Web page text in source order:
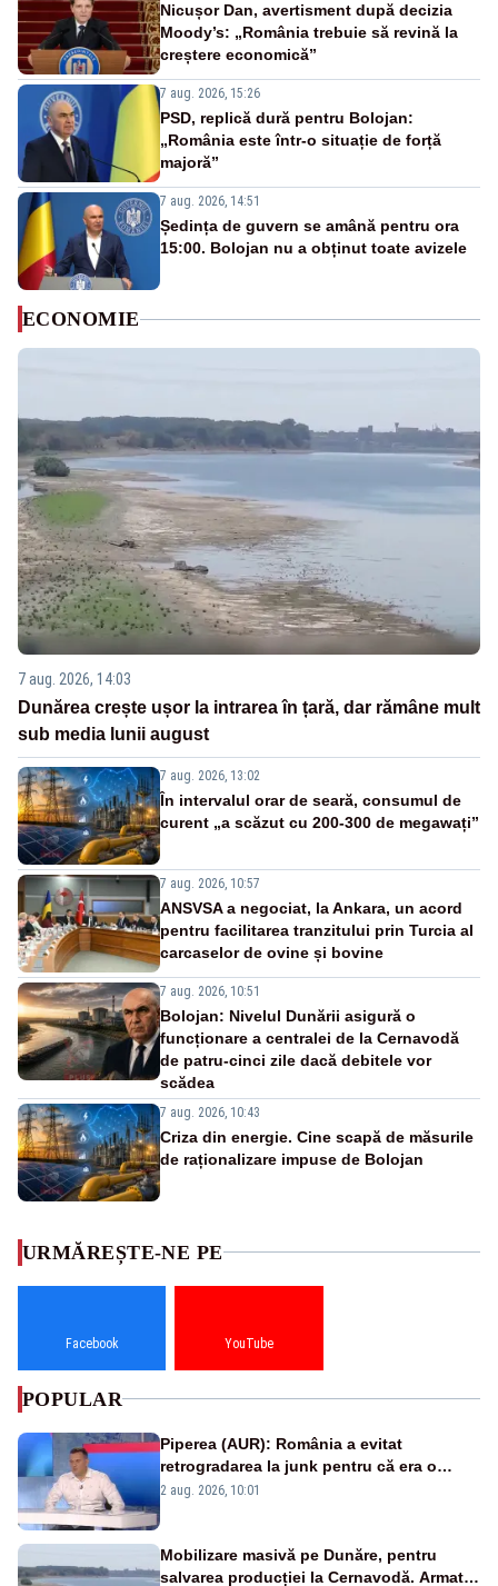
Nicușor Dan, avertisment după decizia
Moody’s: „România trebuie să revină la
creștere economică”
7 aug. 2026, 15:26
PSD, replică dură pentru Bolojan:
„România este într-o situație de forță
majoră”
7 aug. 2026, 14:51
Ședința de guvern se amână pentru ora
15:00. Bolojan nu a obținut toate avizele
ECONOMIE
7 aug. 2026, 14:03
Dunărea crește ușor la intrarea în țară, dar rămâne mult
sub media lunii august
7 aug. 2026, 13:02
În intervalul orar de seară, consumul de
curent „a scăzut cu 200-300 de megawați”
7 aug. 2026, 10:57
ANSVSA a negociat, la Ankara, un acord
pentru facilitarea tranzitului prin Turcia al
carcaselor de ovine și bovine
7 aug. 2026, 10:51
Bolojan: Nivelul Dunării asigură o
funcționare a centralei de la Cernavodă
de patru-cinci zile dacă debitele vor
scădea
7 aug. 2026, 10:43
Criza din energie. Cine scapă de măsurile
de raționalizare impuse de Bolojan
URMĂREȘTE-NE PE
Facebook YouTube
POPULAR
Piperea (AUR): România a evitat
retrogradarea la junk pentru că era o
catastrofă pentru bănci și fondurile de
2 aug. 2026, 10:01
Mobilizare masivă pe Dunăre, pentru
salvarea producției la Cernavodă. Armata